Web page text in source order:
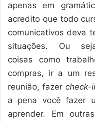
apenas em
acredito que todo
comunicativos deva
situações. Ou
coisas como
compras, ir a um
reunião, fazer check-
a pena você fazer
aprender. Em